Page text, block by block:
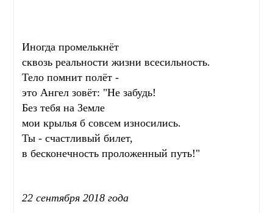
Иногда промелькнёт
сквозь реальности жизни всесильность.
Тело помнит полёт -
это Ангел зовёт: "Не забудь!
Без тебя на Земле
мои крылья б совсем износились.
Ты - счастливый билет,
в бесконечность проложенный путь!"
22 сентября 2018 года